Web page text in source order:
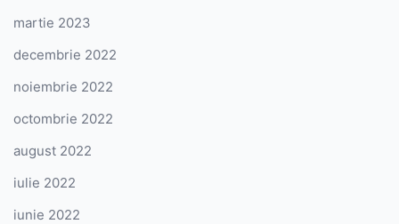
martie 2023
decembrie 2022
noiembrie 2022
octombrie 2022
august 2022
iulie 2022
iunie 2022